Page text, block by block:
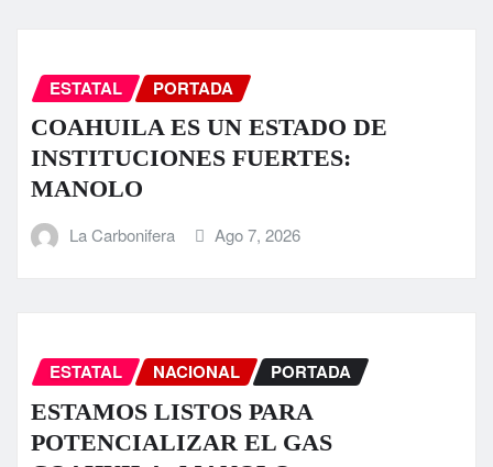
ESTATAL PORTADA
COAHUILA ES UN ESTADO DE
INSTITUCIONES FUERTES:
MANOLO
La Carbonifera Ago 7, 2026
ESTATAL NACIONAL PORTADA
ESTAMOS LISTOS PARA
POTENCIALIZAR EL GAS